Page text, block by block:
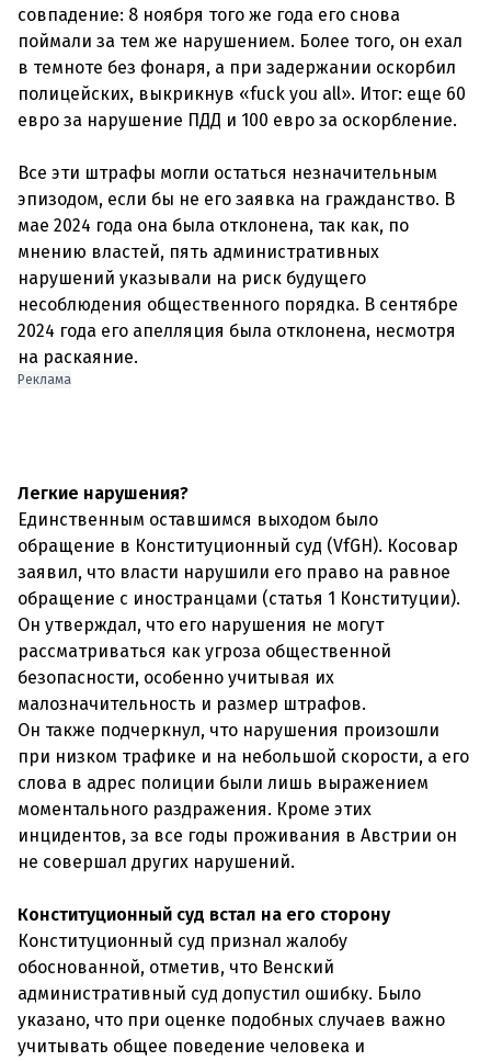
совпадение: 8 ноября того же года его снова
поймали за тем же нарушением. Более того, он ехал
в темноте без фонаря, а при задержании оскорбил
полицейских, выкрикнув «fuck you all». Итог: еще 60
евро за нарушение ПДД и 100 евро за оскорбление.
Все эти штрафы могли остаться незначительным
эпизодом, если бы не его заявка на гражданство. В
мае 2024 года она была отклонена, так как, по
мнению властей, пять административных
нарушений указывали на риск будущего
несоблюдения общественного порядка. В сентябре
2024 года его апелляция была отклонена, несмотря
на раскаяние.
Реклама
Легкие нарушения?
Единственным оставшимся выходом было
обращение в Конституционный суд (VfGH). Косовар
заявил, что власти нарушили его право на равное
обращение с иностранцами (статья 1 Конституции).
Он утверждал, что его нарушения не могут
рассматриваться как угроза общественной
безопасности, особенно учитывая их
малозначительность и размер штрафов.
Он также подчеркнул, что нарушения произошли
при низком трафике и на небольшой скорости, а его
слова в адрес полиции были лишь выражением
моментального раздражения. Кроме этих
инцидентов, за все годы проживания в Австрии он
не совершал других нарушений.
Конституционный суд встал на его сторону
Конституционный суд признал жалобу
обоснованной, отметив, что Венский
административный суд допустил ошибку. Было
указано, что при оценке подобных случаев важно
учитывать общее поведение человека и